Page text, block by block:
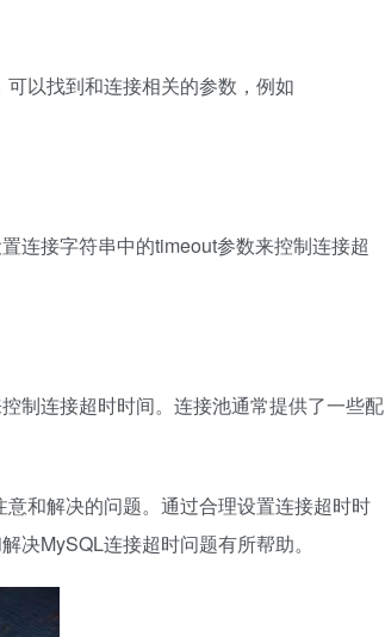
以找到和连接相关的参数，例如
连接字符串中的timeout参数来控制连接超
制连接超时时间。连接池通常提供了一些配
和解决的问题。通过合理设置连接超时时
决MySQL连接超时问题有所帮助。